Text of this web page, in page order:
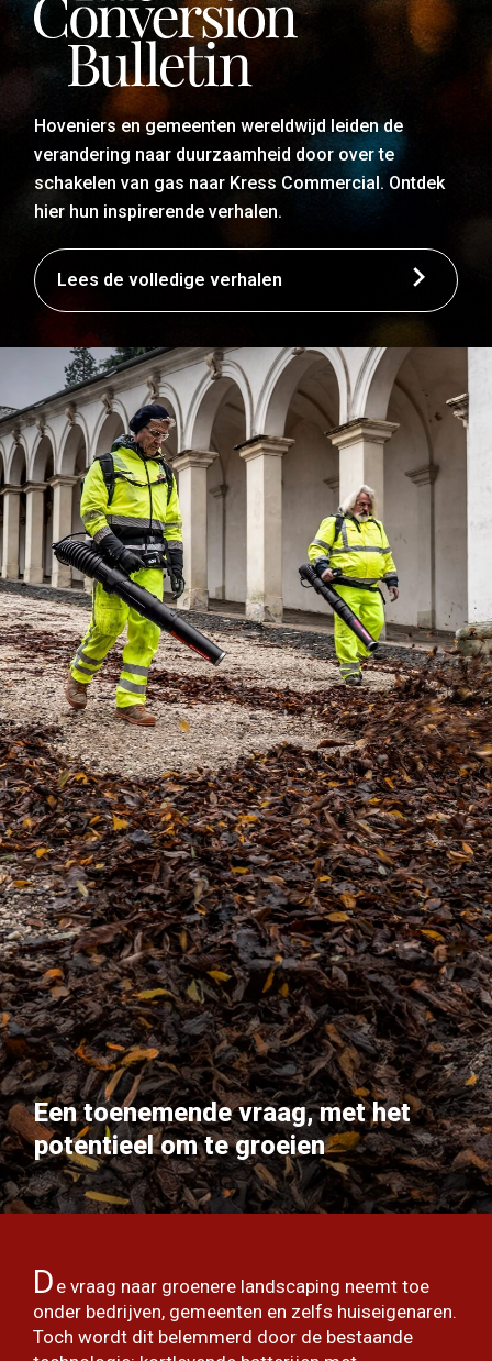
Hoveniers en gemeenten wereldwijd leiden de
verandering naar duurzaamheid door over te
schakelen van gas naar Kress Commercial. Ontdek
hier hun inspirerende verhalen.
Lees de volledige verhalen
Een toenemende vraag, met het
potentieel om te groeien
D e vraag naar groenere landscaping neemt toe
onder bedrijven, gemeenten en zelfs huiseigenaren.
Toch wordt dit belemmerd door de bestaande